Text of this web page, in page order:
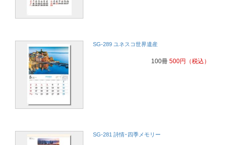
SG-289 ユネスコ世界遺産
100冊 500円 （税込）
SG-281 詩情･四季メモリー